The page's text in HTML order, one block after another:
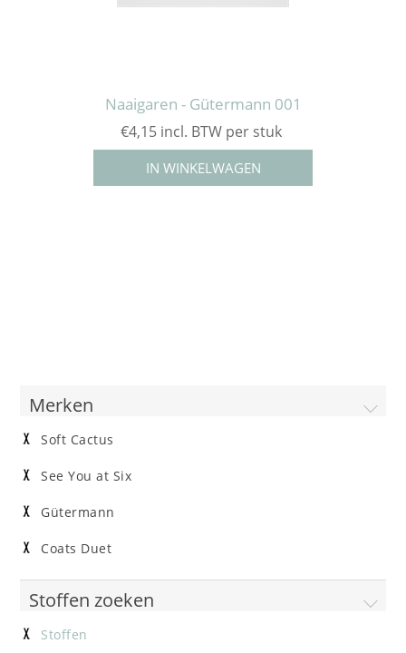
Naaigaren - Gütermann 001
€4,15 incl. BTW per stuk
Merken
Soft Cactus
See You at Six
Gütermann
Coats Duet
Stoffen zoeken
Stoffen